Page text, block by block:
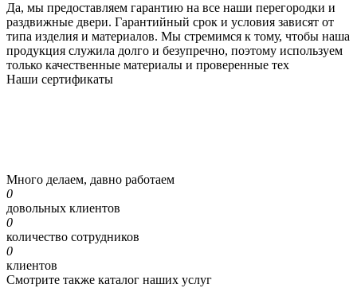
Да, мы предоставляем гарантию на все наши перегородки и
раздвижные двери. Гарантийный срок и условия зависят от
типа изделия и материалов. Мы стремимся к тому, чтобы наша
продукция служила долго и безупречно, поэтому используем
только качественные материалы и проверенные тех
Наши сертификаты
Много делаем, давно работаем
0
довольных клиентов
0
количество сотрудников
0
клиентов
Смотрите также каталог наших услуг